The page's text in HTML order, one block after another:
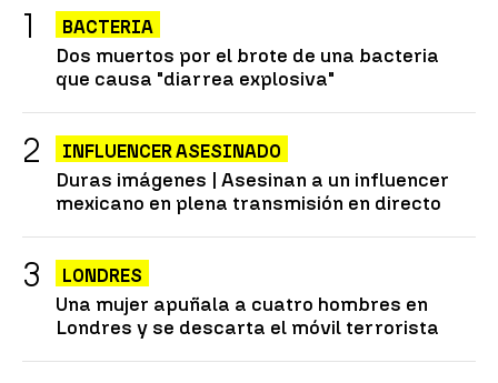
BACTERIA
Dos muertos por el brote de una bacteria
que causa "diarrea explosiva"
INFLUENCER ASESINADO
Duras imágenes | Asesinan a un influencer
mexicano en plena transmisión en directo
LONDRES
Una mujer apuñala a cuatro hombres en
Londres y se descarta el móvil terrorista